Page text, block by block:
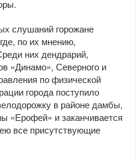
слушаний горожане
по их мнению,
них дендрарий,
«Динамо», Северного и
по физической
города поступило
в районе дамбы,
«Ерофей» и заканчивается
все присутствующие